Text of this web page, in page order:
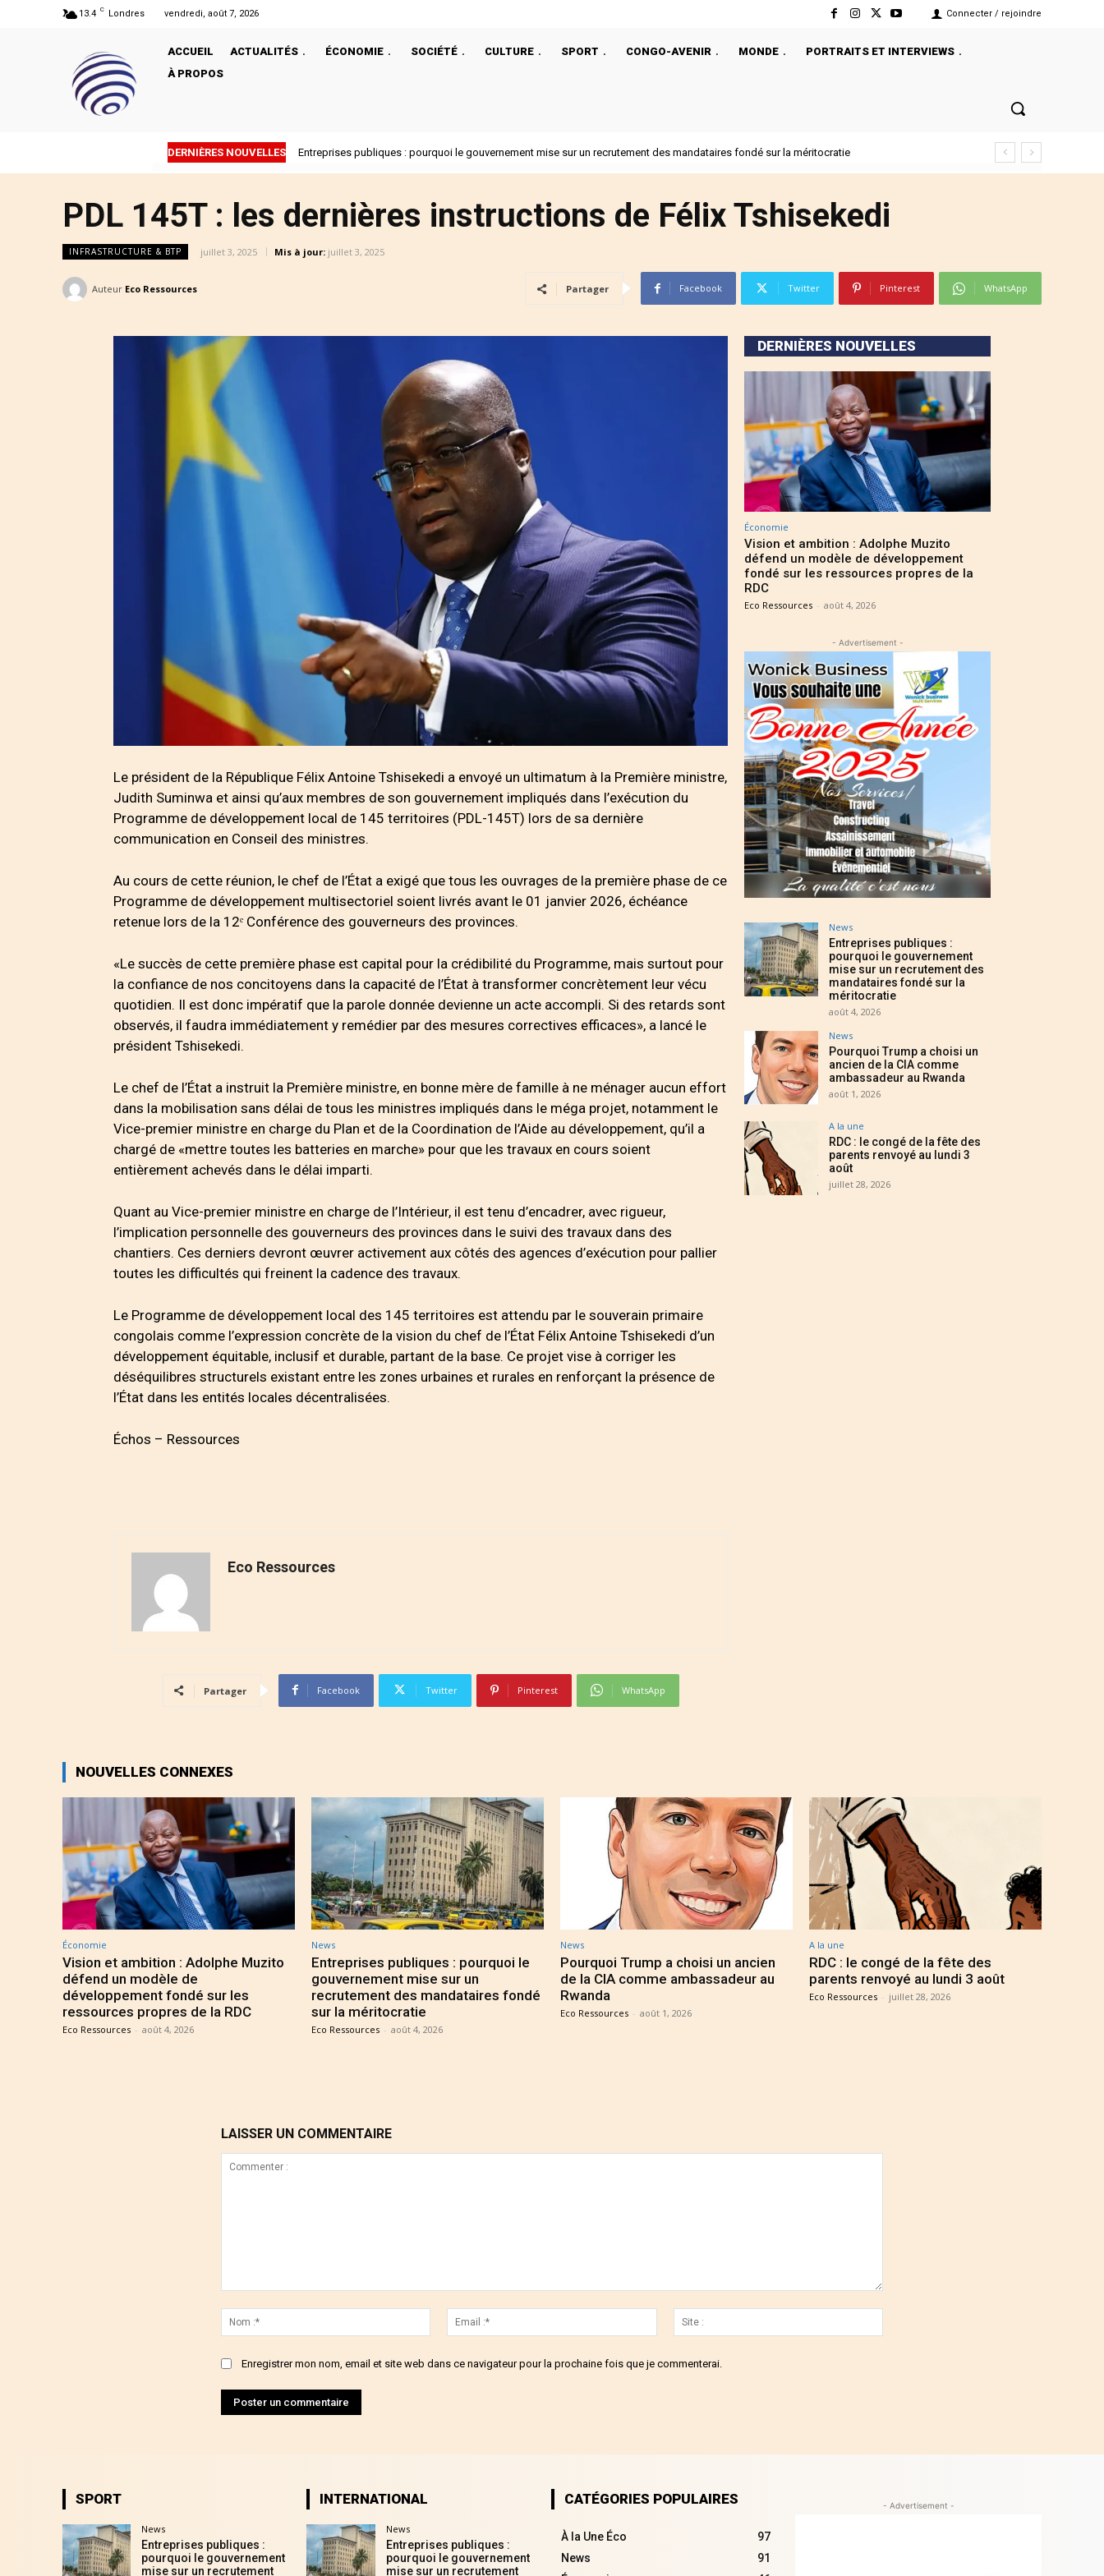
13.4 C Londres vendredi, août 7, 2026 Connecter / rejoindre
ACCUEIL ACTUALITÉS ÉCONOMIE SOCIÉTÉ CULTURE SPORT CONGO-AVENIR MONDE
PORTRAITS ET INTERVIEWS
À PROPOS
DERNIÈRES NOUVELLES Entreprises publiques : pourquoi le gouvernement mise sur un recrutement des mandataires fondé sur la méritocratie
Pourquoi Trump a choisi un ancien de la CIA comme ambassadeur au Rwanda
PDL 145T : les dernières instructions de Félix Tshisekedi
INFRASTRUCTURE & BTP juillet 3, 2025 Mis à jour: juillet 3, 2025
Auteur Eco Ressources Partager Facebook Twitter Pinterest WhatsApp
Le président de la République Félix Antoine Tshisekedi a envoyé un ultimatum à la Première ministre,
Judith Suminwa et ainsi qu’aux membres de son gouvernement impliqués dans l’exécution du
Programme de développement local de 145 territoires (PDL-145T) lors de sa dernière
communication en Conseil des ministres.
Au cours de cette réunion, le chef de l’État a exigé que tous les ouvrages de la première phase de ce
Programme de développement multisectoriel soient livrés avant le 01 janvier 2026, échéance
retenue lors de la 12ᵉ Conférence des gouverneurs des provinces.
«Le succès de cette première phase est capital pour la crédibilité du Programme, mais surtout pour
la confiance de nos concitoyens dans la capacité de l’État à transformer concrètement leur vécu
quotidien. Il est donc impératif que la parole donnée devienne un acte accompli. Si des retards sont
observés, il faudra immédiatement y remédier par des mesures correctives efficaces», a lancé le
président Tshisekedi.
Le chef de l’État a instruit la Première ministre, en bonne mère de famille à ne ménager aucun effort
dans la mobilisation sans délai de tous les ministres impliqués dans le méga projet, notamment le
Vice-premier ministre en charge du Plan et de la Coordination de l’Aide au développement, qu’il a
chargé de «mettre toutes les batteries en marche» pour que les travaux en cours soient
entièrement achevés dans le délai imparti.
Quant au Vice-premier ministre en charge de l’Intérieur, il est tenu d’encadrer, avec rigueur,
l’implication personnelle des gouverneurs des provinces dans le suivi des travaux dans des
chantiers. Ces derniers devront œuvrer activement aux côtés des agences d’exécution pour pallier
toutes les difficultés qui freinent la cadence des travaux.
Le Programme de développement local des 145 territoires est attendu par le souverain primaire
congolais comme l’expression concrète de la vision du chef de l’État Félix Antoine Tshisekedi d’un
développement équitable, inclusif et durable, partant de la base. Ce projet vise à corriger les
déséquilibres structurels existant entre les zones urbaines et rurales en renforçant la présence de
l’État dans les entités locales décentralisées.
Échos – Ressources
Eco Ressources
Partager Facebook Twitter Pinterest WhatsApp
DERNIÈRES NOUVELLES
Économie
Vision et ambition : Adolphe Muzito
défend un modèle de développement
fondé sur les ressources propres de la
RDC
Eco Ressources - août 4, 2026
- Advertisement -
News
Entreprises publiques :
pourquoi le gouvernement
mise sur un recrutement des
mandataires fondé sur la
méritocratie
août 4, 2026
News
Pourquoi Trump a choisi un
ancien de la CIA comme
ambassadeur au Rwanda
août 1, 2026
A la une
RDC : le congé de la fête des
parents renvoyé au lundi 3
août
juillet 28, 2026
NOUVELLES CONNEXES
Économie
Vision et ambition : Adolphe Muzito
défend un modèle de
développement fondé sur les
ressources propres de la RDC
Eco Ressources - août 4, 2026
News
Entreprises publiques : pourquoi le
gouvernement mise sur un
recrutement des mandataires fondé
sur la méritocratie
Eco Ressources - août 4, 2026
News
Pourquoi Trump a choisi un ancien
de la CIA comme ambassadeur au
Rwanda
Eco Ressources - août 1, 2026
A la une
RDC : le congé de la fête des
parents renvoyé au lundi 3 août
Eco Ressources - juillet 28, 2026
LAISSER UN COMMENTAIRE
:*
Email
:*
:
Enregistrer mon nom, email et site web dans ce navigateur pour la prochaine fois que je commenterai.
SPORT
News
Entreprises publiques :
pourquoi le gouvernement
mise sur un recrutement
INTERNATIONAL
News
Entreprises publiques :
pourquoi le gouvernement
mise sur un recrutement
CATÉGORIES POPULAIRES
À la Une Éco
97
News
91
- Advertisement -